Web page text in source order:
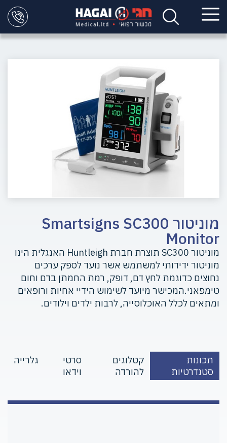
מוניטור Smartsigns SC300
Monitor
מוניטור SC300 תוצרת חברת Huntleigh האנגלית הינו
מוניטור ידידותי למשתמש אשר נועד לספק ערכים
נחוצים כדוגמת לחץ דם, דופק, רמת החמתן בדם וחום
טימפאני.המכישר מיועד לשימוש הידיי אחיות ורופאים
ומתאים לכלל האוכלוסייה, לרבות ילדים וילודים.
תכונות
סטנדרטיות
קטלוגים
להורדה
סרטי
וידאו
גלרייה